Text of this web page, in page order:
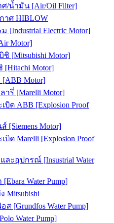
/น้ำมัน [Air/Oil Filter]
าศ HIBLOW
[Industrial Electric Motor]
Motor]
[Mitsubishi Motor]
[Hitachi Motor]
[ABB Motor]
ารี่ [Marelli Motor]
บิด ABB [Explosion Proof
[Siemens Motor]
บิด Marelli [Explosion Proof
ะอุปกรณ์ [Insustrial Water
Water Pump]
Mitsubishi
[Grundfos Water Pump]
Water Pump]